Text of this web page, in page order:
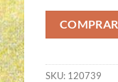
COMPRAR
SKU: 120739